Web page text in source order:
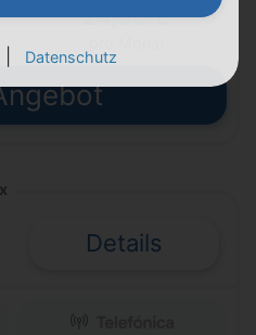
24,99 €
Details
Datenschutz